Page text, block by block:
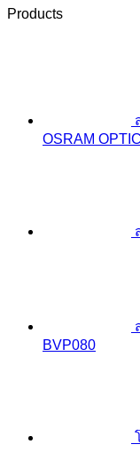
Products
OSRAM
BVP080